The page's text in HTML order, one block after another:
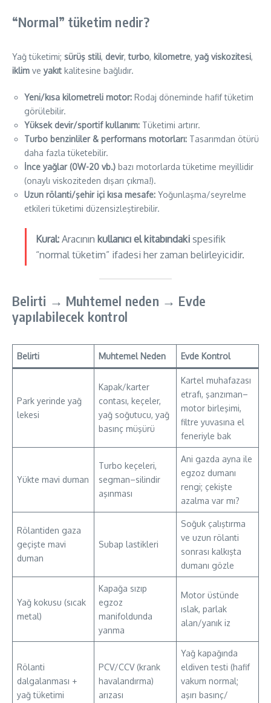
“Normal” tüketim nedir?
Yağ tüketimi; sürüş stili, devir,turbo, kilometre, yağ viskozitesi,
iklim ve yakıt kalitesine bağlıdır.
Yeni/kısa kilometreli motor: Rodaj döneminde hafif tüketim
görülebilir.
Yüksek devir/sportif kullanım: Tüketimi artırır.
Turbo benzinliler & performans motorları: Tasarımdan ötürü
daha fazla tüketebilir.
İnce yağlar (0W-20 vb.) bazı motorlarda tüketime meyillidir
(onaylı viskoziteden dışarı çıkma!).
Uzun rölanti/şehir içi kısa mesafe: Yoğunlaşma/seyrelme
etkileri tüketimi düzensizleştirebilir.
Kural: Aracının kullanıcı el kitabındaki spesifik
“normal tüketim” ifadesi her zaman belirleyicidir.
Belirti → Muhtemel neden → Evde
yapılabilecek kontrol
Belirti Muhtemel Neden Evde Kontrol
Park yerinde yağ
lekesi
Kapak/karter
contası, keçeler,
yağ soğutucu, yağ
basınç müşürü
Kartel muhafazası
etrafı, şanzıman–
motor birleşimi,
filtre yuvasına el
feneriyle bak
Yükte mavi duman
Turbo keçeleri,
segman–silindir
aşınması
Ani gazda ayna ile
egzoz dumanı
rengi; çekişte
azalma var mı?
Rölantiden gaza
geçişte mavi
duman
Subap lastikleri
Soğuk çalıştırma
ve uzun rölanti
sonrası kalkışta
dumanı gözle
Yağ kokusu (sıcak
metal)
Kapağa sızıp
egzoz
manifoldunda
yanma
Motor üstünde
ıslak, parlak
alan/yanık iz
Rölanti
dalgalanması +
yağ tüketimi
PCV/CCV (krank
havalandırma)
arızası
Yağ kapağında
eldiven testi (hafif
vakum normal;
aşırı basınç/